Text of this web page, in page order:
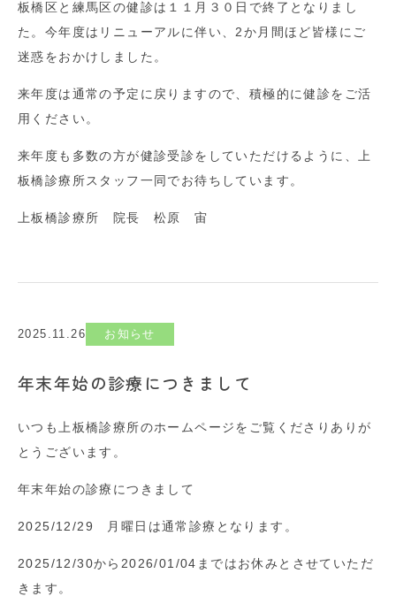
板橋区と練馬区の健診は１１月３０日で終了となりまし
た。今年度はリニューアルに伴い、2か月間ほど皆様にご
迷惑をおかけしました。
来年度は通常の予定に戻りますので、積極的に健診をご活
用ください。
来年度も多数の方が健診受診をしていただけるように、上
板橋診療所スタッフ一同でお待ちしています。
上板橋診療所 院長 松原 宙
2025.11.26 お知らせ
年末年始の診療につきまして
いつも上板橋診療所のホームページをご覧くださりありが
とうございます。
年末年始の診療につきまして
2025/12/29 月曜日は通常診療となります。
2025/12/30から2026/01/04まではお休みとさせていただ
きます。